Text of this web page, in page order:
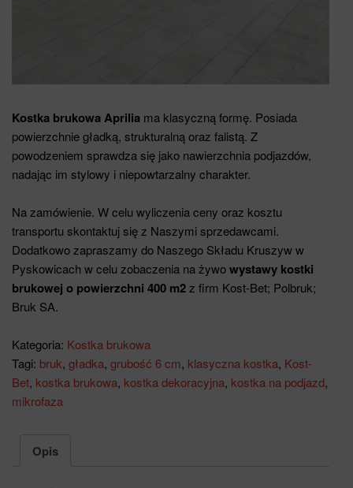
Kostka brukowa Aprilia ma klasyczną formę. Posiada
powierzchnie gładką, strukturalną oraz falistą. Z
powodzeniem sprawdza się jako nawierzchnia podjazdów,
nadając im stylowy i niepowtarzalny charakter.
Na zamówienie. W celu wyliczenia ceny oraz kosztu
transportu skontaktuj się z Naszymi sprzedawcami.
Dodatkowo zapraszamy do Naszego Składu Kruszyw w
Pyskowicach w celu zobaczenia na żywowystawy kostki
brukowej o powierzchni 400 m2 z firm Kost-Bet; Polbruk;
Bruk SA.
Kategoria: Kostka brukowa
Tagi: bruk, gładka, grubość 6 cm, klasyczna kostka, Kost-
Bet, kostka brukowa, kostka dekoracyjna, kostka na podjazd,
mikrofaza
Opis